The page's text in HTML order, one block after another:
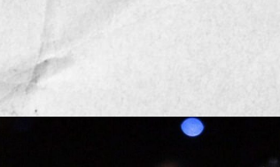
de que el
Esto dicen
Activado 19